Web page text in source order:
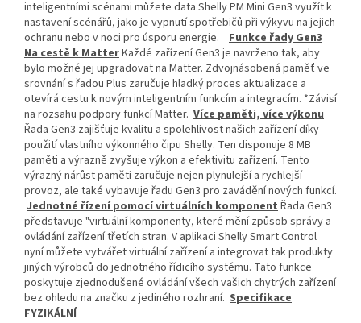
inteligentními scénami můžete data Shelly PM Mini Gen3 využít k
nastavení scénářů, jako je vypnutí spotřebičů při výkyvu na jejich
ochranu nebo v noci pro úsporu energie.
Funkce řady Gen3
Na cestě k MatterKaždé zařízení Gen3 je navrženo tak, aby
bylo možné jej upgradovat na Matter. Zdvojnásobená paměť ve
srovnání s řadou Plus zaručuje hladký proces aktualizace a
otevírá cestu k novým inteligentním funkcím a integracím. *Závisí
na rozsahu podpory funkcí Matter. Více paměti, více výkonu
Řada Gen3 zajišťuje kvalitu a spolehlivost našich zařízení díky
použití vlastního výkonného čipu Shelly. Ten disponuje 8 MB
paměti a výrazně zvyšuje výkon a efektivitu zařízení. Tento
výrazný nárůst paměti zaručuje nejen plynulejší a rychlejší
provoz, ale také vybavuje řadu Gen3 pro zavádění nových funkcí.
Jednotné řízení pomocí virtuálních komponentŘada Gen3
představuje "virtuální komponenty, které mění způsob správy a
ovládání zařízení třetích stran. V aplikaci Shelly Smart Control
nyní můžete vytvářet virtuální zařízení a integrovat tak produkty
jiných výrobců do jednotného řídicího systému. Tato funkce
poskytuje zjednodušené ovládání všech vašich chytrých zařízení
bez ohledu na značku z jediného rozhraní. Specifikace
FYZIKÁLNÍ